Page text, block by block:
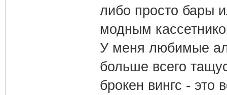
либо просто бары
модным
У меня любимые
больше всего
брокен вингс - это